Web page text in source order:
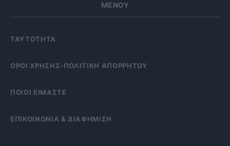
ΜΕΝΟΥ
ΤΑΥΤΟΤΗΤΑ
OΡΟΙ ΧΡΗΣΗΣ-ΠΟΛΙΤΙΚΗ ΑΠΟΡΡΗΤΟΥ
ΠΟΙΟΙ ΕΙΜΑΣΤΕ
ΕΠΙΚΟΙΝΩΝΙΑ & ΔΙΑΦΗΜΙΣΗ